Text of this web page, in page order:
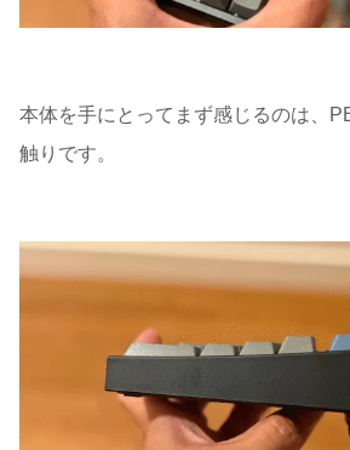
本体を手にとってまず感じるのは、
触りです。